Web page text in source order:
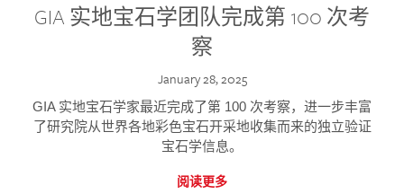
GIA 实地宝石学团队完成第 100 次考
察
January 28, 2025
GIA 实地宝石学家最近完成了第 100 次考察，进一步丰富
了研究院从世界各地彩色宝石开采地收集而来的独立验证
宝石学信息。
阅读更多